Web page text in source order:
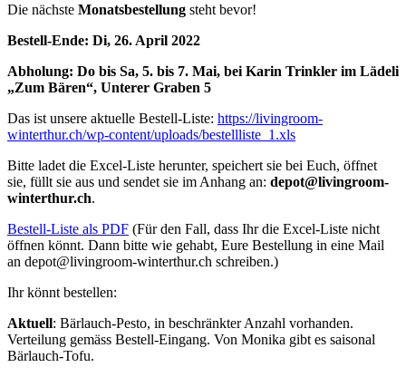
Die nächste Monatsbestellung steht bevor!
Bestell-Ende: Di, 26. April 2022
Abholung: Do bis Sa, 5. bis 7. Mai, bei Karin Trinkler im Lädeli
„Zum Bären“, Unterer Graben 5
Das ist unsere aktuelle Bestell-Liste: https://livingroom-
winterthur.ch/wp-content/uploads/bestellliste_1.xls
Bitte ladet die Excel-Liste herunter, speichert sie bei Euch, öffnet
sie, füllt sie aus und sendet sie im Anhang an: depot@livingroom-
winterthur.ch.
Bestell-Liste als PDF (Für den Fall, dass Ihr die Excel-Liste nicht
öffnen könnt. Dann bitte wie gehabt, Eure Bestellung in eine Mail
an depot@livingroom-winterthur.ch schreiben.)
Ihr könnt bestellen:
Aktuell: Bärlauch-Pesto, in beschränkter Anzahl vorhanden.
Verteilung gemäss Bestell-Eingang. Von Monika gibt es saisonal
Bärlauch-Tofu.